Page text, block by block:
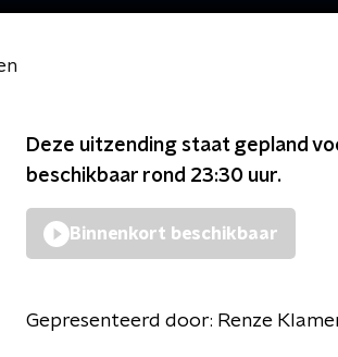
Deze uitzending staat gepland
beschikbaar rond 23:30 uur.
Binnenkort beschikbaar
Gepresenteerd door: Renze